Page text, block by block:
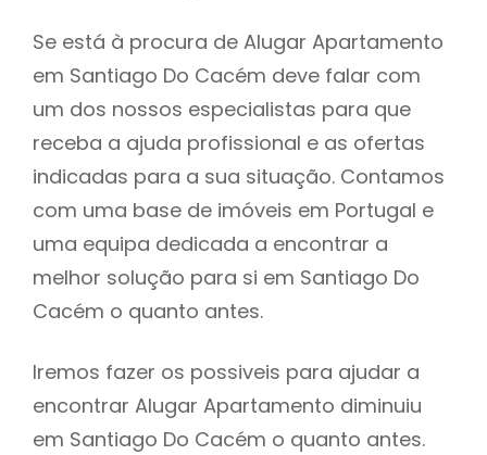
Se está à procura de Alugar Apartamento
em Santiago Do Cacém deve falar com
um dos nossos especialistas para que
receba a ajuda profissional e as ofertas
indicadas para a sua situação. Contamos
com uma base de imóveis em Portugal e
uma equipa dedicada a encontrar a
melhor solução para si em Santiago Do
Cacém o quanto antes.
Iremos fazer os possiveis para ajudar a
encontrar Alugar Apartamento diminuiu
em Santiago Do Cacém o quanto antes.